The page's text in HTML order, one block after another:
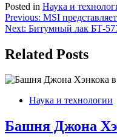
Posted in Наука и
Навигация
по
записям
Previous: MSI
Next: Битумный лак БТ-
Related Posts
Наука и технологии
Башня Джона